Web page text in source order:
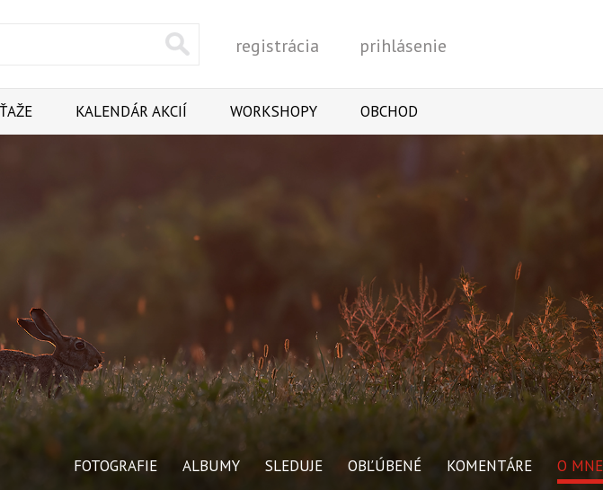
Vyhľadať
registrácia prihlásenie
KALENDÁR AKCIÍ WORKSHOPY OBCHOD
FOTOGRAFIE ALBUMY SLEDUJE OBĽÚBENÉ KOMENTÁRE O MNE